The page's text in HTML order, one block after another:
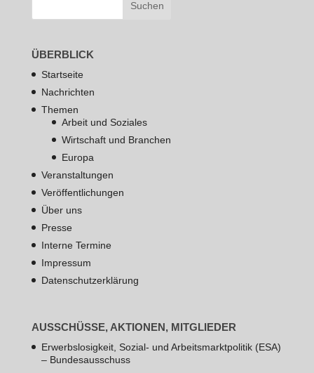
ÜBERBLICK
Startseite
Nachrichten
Themen
Arbeit und Soziales
Wirtschaft und Branchen
Europa
Veranstaltungen
Veröffentlichungen
Über uns
Presse
Interne Termine
Impressum
Datenschutzerklärung
AUSSCHÜSSE, AKTIONEN, MITGLIEDER
Erwerbslosigkeit, Sozial- und Arbeitsmarktpolitik (ESA)
– Bundesausschuss